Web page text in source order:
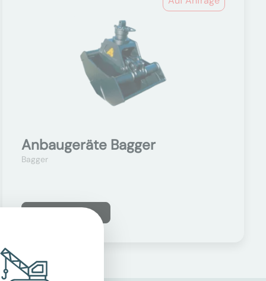
Anbaugeräte Bagger
Bagger
Mehr erfahren